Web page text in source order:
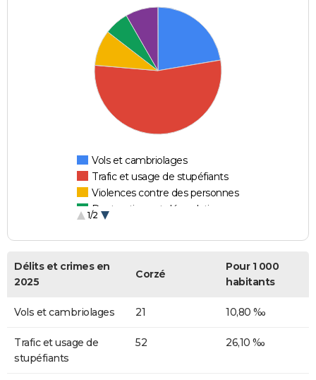
Vols et cambriolages
Trafic et usage de stupéfiants
Violences contre des personnes
Destructions et dégradations
1/2
Délits et crimes en
2025
Corzé
Pour 1 000
habitants
Vols et cambriolages 21 10,80 ‰
Trafic et usage de
stupéfiants
52 26,10 ‰